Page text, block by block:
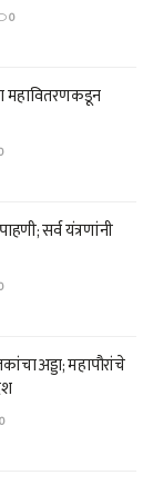
0
महावितरणकडून
सर्व यंत्रणांनी
अड्डा; महापौरांचे
0